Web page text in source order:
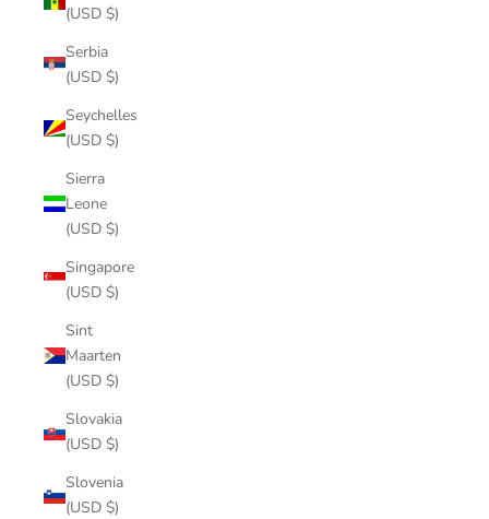
(USD $)
Serbia
(USD $)
Seychelles
(USD $)
Sierra
Leone
(USD $)
Singapore
(USD $)
Sint
Maarten
(USD $)
Slovakia
(USD $)
Slovenia
(USD $)